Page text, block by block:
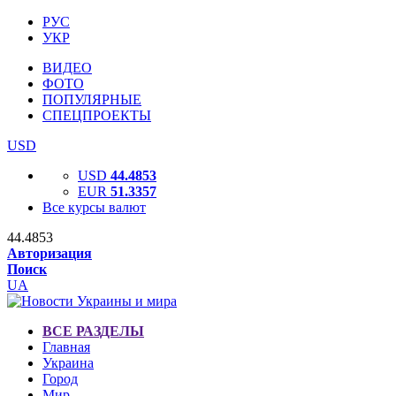
РУС
УКР
ВИДЕО
ФОТО
ПОПУЛЯРНЫЕ
СПЕЦПРОЕКТЫ
USD
USD 44.4853
EUR 51.3357
Все курсы валют
44.4853
Авторизация
Поиск
UA
ВСЕ РАЗДЕЛЫ
Главная
Украина
Город